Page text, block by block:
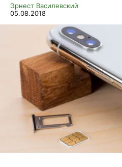
Эрнест Василевский
05.08.2018